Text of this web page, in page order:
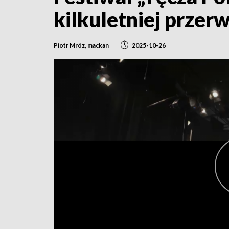
kilkuletniej
Piotr Mróz, mackan 2025-10-26